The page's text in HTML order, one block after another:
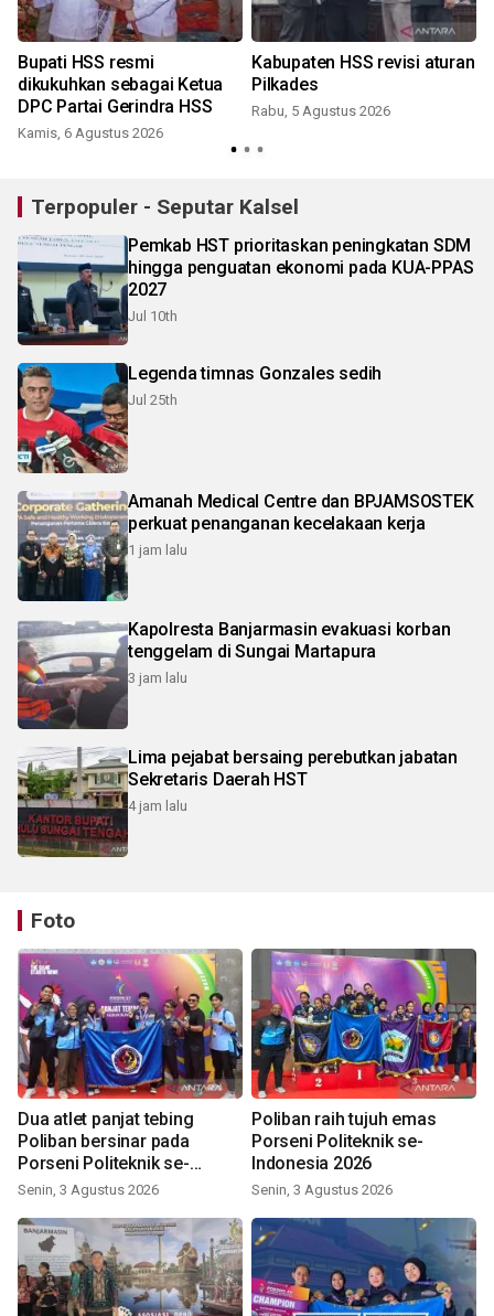
Bupati HSS resmi
dikukuhkan sebagai Ketua
DPC Partai Gerindra HSS
Kamis, 6 Agustus 2026
Kabupaten HSS revisi aturan
Pilkades
Rabu, 5 Agustus 2026
Terpopuler - Seputar Kalsel
Pemkab HST prioritaskan peningkatan SDM
hingga penguatan ekonomi pada KUA-PPAS
2027
Jul 10th
Legenda timnas Gonzales sedih
Jul 25th
Amanah Medical Centre dan BPJAMSOSTEK
perkuat penanganan kecelakaan kerja
1 jam lalu
Kapolresta Banjarmasin evakuasi korban
tenggelam di Sungai Martapura
3 jam lalu
Lima pejabat bersaing perebutkan jabatan
Sekretaris Daerah HST
4 jam lalu
Foto
Dua atlet panjat tebing
Poliban bersinar pada
Porseni Politeknik se-
Indonesia 2026
Senin, 3 Agustus 2026
Poliban raih tujuh emas
Porseni Politeknik se-
Indonesia 2026
Senin, 3 Agustus 2026